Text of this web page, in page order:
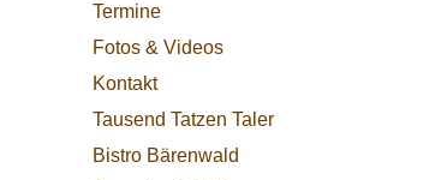
Termine
Fotos & Videos
Kontakt
Tausend Tatzen Taler
Bistro Bärenwald